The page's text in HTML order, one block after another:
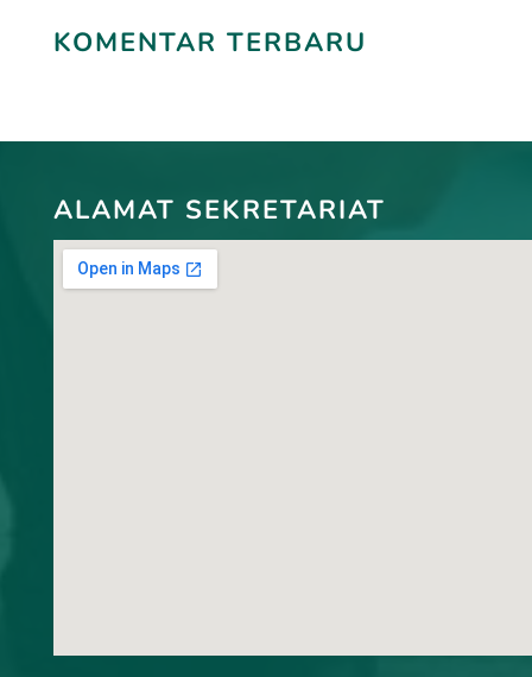
KOMENTAR TERBARU
ALAMAT SEKRETARIAT